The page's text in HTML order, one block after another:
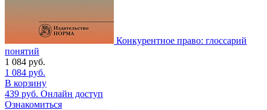
Конкурентное право: глоссарий
понятий
1 084 руб.
1 084 руб.
В корзину
439 руб. Онлайн доступ
Ознакомиться